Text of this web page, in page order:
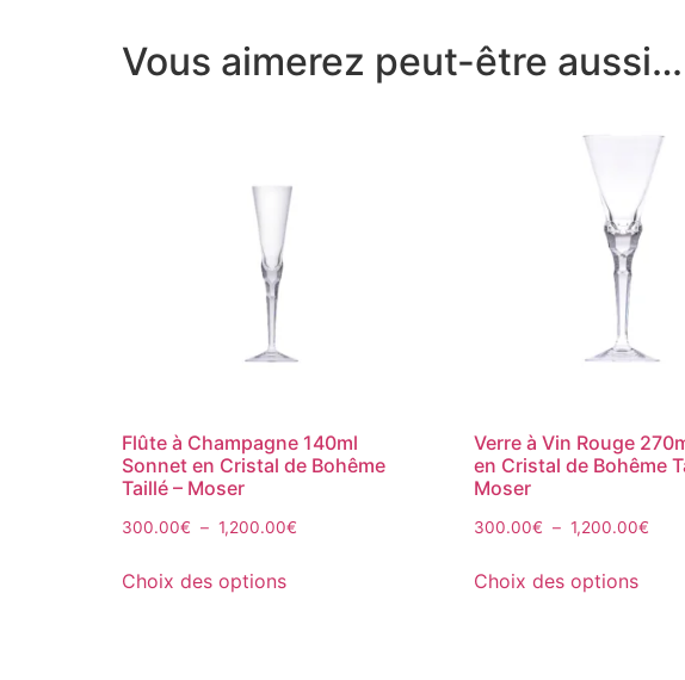
Vous aimerez peut-être aussi…
Flûte à Champagne 140ml
Sonnet en Cristal de Bohême
Taillé – Moser
300.00€ – 1,200.00€
Choix des options
Verre à Vin Rouge
en Cristal de Bohême
Moser
300.00€ – 1,200.00€
Choix des options